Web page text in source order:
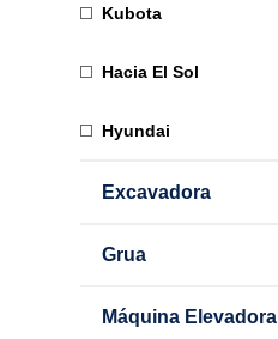
Kubota
Hacia El Sol
Hyundai
Excavadora
Grua
Máquina Elevadora